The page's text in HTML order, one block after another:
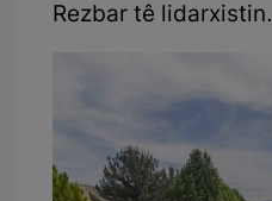
Rezbar tê lidarxistin.